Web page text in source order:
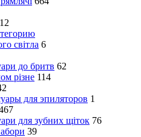
світла 6
до бритв 62
різне 114
для эпиляторов 1
для зубних щіток 76
39